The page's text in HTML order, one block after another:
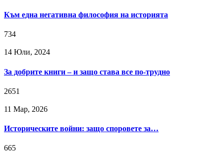
Към една негативна философия на историята
734
14 Юли, 2024
За добрите книги – и защо става все по-трудно
2651
11 Мар, 2026
Историческите войни: защо споровете за…
665